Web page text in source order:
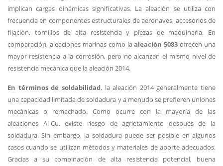
implican cargas dinámicas significativas. La aleación se utiliza con
frecuencia en componentes estructurales de aeronaves, accesorios de
fijación, tornillos de alta resistencia y piezas de maquinaria. En
comparación, aleaciones marinas como laaleación 5083 ofrecen una
mayor resistencia a la corrosión, pero no alcanzan el mismo nivel de
resistencia mecánica que la aleación 2014.
En términos de soldabilidad, la aleación 2014 generalmente tiene
una capacidad limitada de soldadura y a menudo se prefieren uniones
mecánicas o remachado. Como ocurre con la mayoría de las
aleaciones Al-Cu, existe riesgo de agrietamiento después de la
soldadura. Sin embargo, la soldadura puede ser posible en algunos
casos cuando se utilizan métodos y materiales de aporte adecuados.
Gracias a su combinación de alta resistencia potencial, buena